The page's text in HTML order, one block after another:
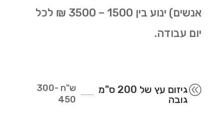
אנשים) ינוע בין 1500 – 3500 ₪ לכל
יום עבודה.
@
גיזום עץ של 200 ס"מ
גובה
ש"ח 300-
450